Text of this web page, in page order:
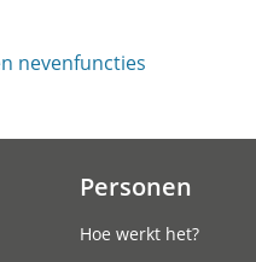
nevenfuncties
Personen
Hoe werkt het?